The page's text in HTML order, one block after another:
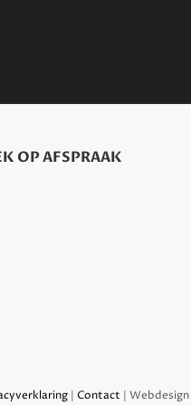
OP AFSPRAAK
| Contact | Webdesign